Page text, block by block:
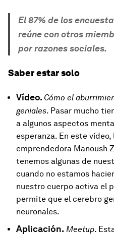
El 87% de los
reúne con otros
por razones sociales.
Saber estar solo
Vídeo. Cómo el
geniales. Pasar mucho
a algunos aspectos
esperanza. En este
emprendedora Manoush
tenemos algunas de
cuando no estamos
nuestro cuerpo activa el
permite que el cerebro
neuronales.
Aplicación. Meetup.